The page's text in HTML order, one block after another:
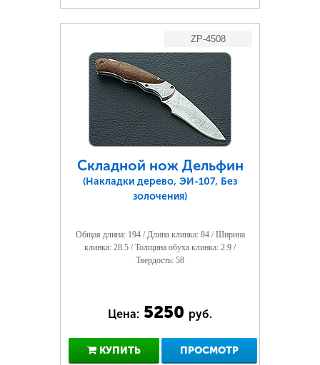
ZP-4508
Складной нож Дельфин
(Накладки дерево, ЭИ-107, Без
золочения)
Общая длина: 194 / Длина клинка: 84 / Ширина
клинка: 28.5 / Толщина обуха клинка: 2.9 /
Твердость: 58
Цена: 5250 руб.
КУПИТЬ ПРОСМОТР